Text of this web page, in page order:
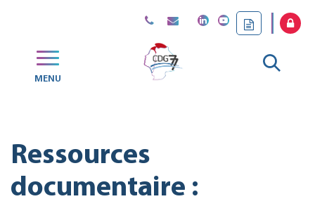
MENU
Aller
Ressources
documentaire :